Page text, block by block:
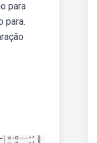
para
para.